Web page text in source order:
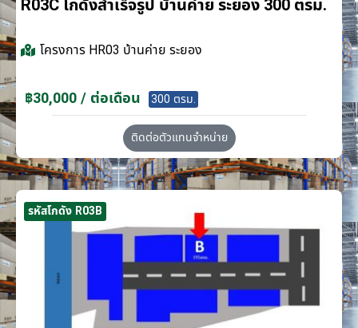
R03C โกดังสำเร็จรูป บ้านค่าย ระยอง 300 ตรม.
โครงการ HR03 บ้านค่าย ระยอง
฿30,000 / ต่อเดือน 300 ตรม.
ติดต่อตัวแทนจำหน่าย
รหัสโกดัง R03B